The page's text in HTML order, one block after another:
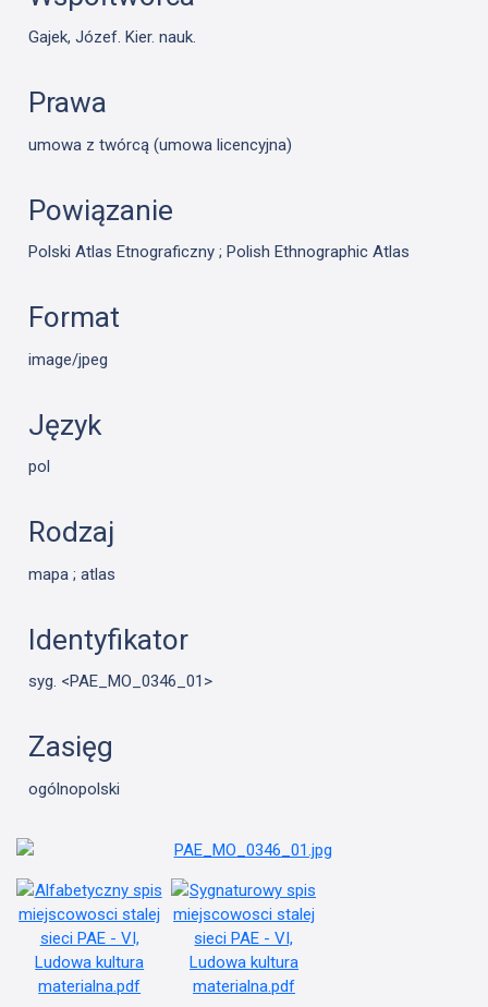
Gajek, Józef. Kier. nauk.
Prawa
umowa z twórcą (umowa licencyjna)
Powiązanie
Polski Atlas Etnograficzny ; Polish Ethnographic Atlas
Format
image/jpeg
Język
pol
Rodzaj
mapa ; atlas
Identyfikator
syg. <PAE_MO_0346_01>
Zasięg
ogólnopolski